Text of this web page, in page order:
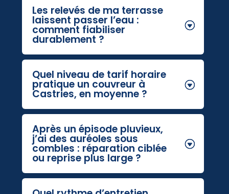
Les relevés de ma terrasse
laissent passer l’eau :
comment fiabiliser
durablement ?
Quel niveau de tarif horaire
pratique un couvreur à
Castries, en moyenne ?
Après un épisode pluvieux,
j’ai des auréoles sous
combles : réparation ciblée
ou reprise plus large ?